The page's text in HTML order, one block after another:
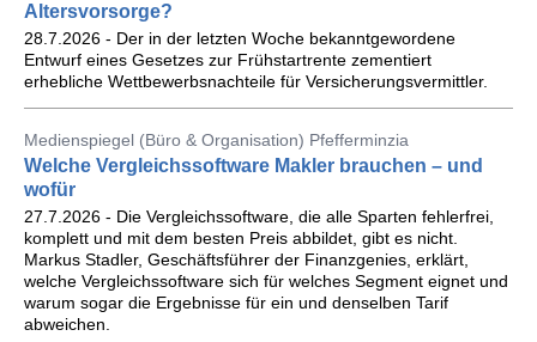
Altersvorsorge?
28.7.2026 - Der in der letzten Woche bekanntgewordene
Entwurf eines Gesetzes zur Frühstartrente zementiert
erhebliche Wettbewerbsnachteile für Versicherungsvermittler.
Medienspiegel (Büro & Organisation) Pfefferminzia
Welche Vergleichssoftware Makler brauchen – und
wofür
27.7.2026 - Die Vergleichssoftware, die alle Sparten fehlerfrei,
komplett und mit dem besten Preis abbildet, gibt es nicht.
Markus Stadler, Geschäftsführer der Finanzgenies, erklärt,
welche Vergleichssoftware sich für welches Segment eignet und
warum sogar die Ergebnisse für ein und denselben Tarif
abweichen.